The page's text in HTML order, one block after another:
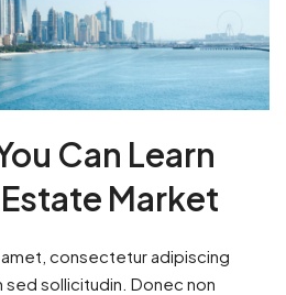
Can Learn
Estate Market
consectetur adipiscing
sed sollicitudin. Donec non